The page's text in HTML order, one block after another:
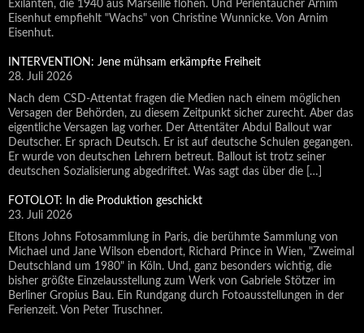
Exilanten, die 1940 aus Marseille flohen. Und Perlentaucher Arnim
Eisenhut empfiehlt "Wachs" von Christine Wunnicke. Von Arnim
Eisenhut.
INTERVENTION: Jene mühsam erkämpfte Freiheit
28. Juli 2026
Nach dem CSD-Attentat fragen die Medien nach einem möglichen
Versagen der Behörden, zu diesem Zeitpunkt sicher zurecht. Aber das
eigentliche Versagen lag vorher. Der Attentäter Abdul Ballout war
Deutscher. Er sprach Deutsch. Er ist auf deutsche Schulen gegangen.
Er wurde von deutschen Lehrern betreut. Ballout ist trotz seiner
deutschen Sozialisierung abgedriftet. Was sagt das über die […]
FOTOLOT: In die Produktion geschickt
23. Juli 2026
Eltons Johns Fotosammlung in Paris, die berühmte Sammlung von
Michael und Jane Wilson ebendort, Richard Prince in Wien, "Zweimal
Deutschland um 1980" in Köln. Und, ganz besonders wichtig, die
bisher größte Einzelausstellung zum Werk von Gabriele Stötzer im
Berliner Gropius Bau. Ein Rundgang durch Fotoausstellungen in der
Ferienzeit. Von Peter Truschner.